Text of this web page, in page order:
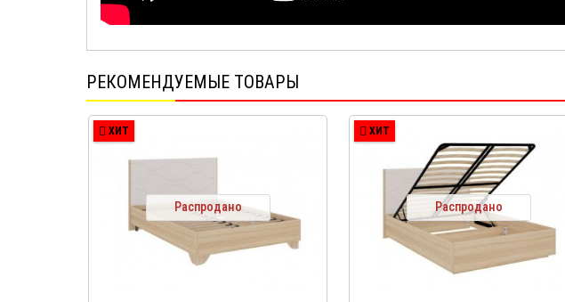
РЕКОМЕНДУЕМЫЕ ТОВАРЫ
ХИТ
Распродано
ХИТ
Распродано